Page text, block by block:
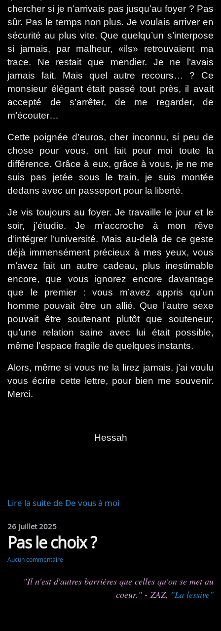
chercher si je n’arrivais pas jusqu’au foyer ? Pas
sûr. Pas le temps non plus. Je voulais arriver en
sécurité au plus vite. Que quelqu’un s’interpose
si jamais, par malheur, «ils» retrouvaient ma
trace. Ne restait que mendier. Je ne l’avais
jamais fait. Mais quel autre recours… ? Ce
monsieur élégant était passé tout près, il avait
accepté de s’arrêter, de me regarder, de
m’écouter…
Cette poignée d’euros, cher inconnu, si peu de
chose pour vous, ont fait pour moi toute la
différence. Grâce à eux, grâce à vous, je ne me
suis pas jetée sous le train, je suis montée
dedans avec un passeport pour la liberté.
Je vis toujours au foyer. Je travaille le jour et le
soir, j’étudie. Je m’accroche à mon rêve
d’intégrer l’université. Mais au-delà de ce geste
déjà immensément précieux à mes yeux, vous
m’avez fait un autre cadeau, plus inestimable
encore, que vous ignorez encore davantage
que le premier : vous m’avez appris qu’un
homme pouvait être un allié. Que l’autre sexe
pouvait être soutenant plutôt que souteneur,
qu’une relation saine avec lui était possible,
même l’espace fragile de quelques instants.
Alors, même si vous ne la lirez jamais, j’ai voulu
vous écrire cette lettre, pour bien me souvenir.
Merci.
Hessah
Lire la suite de De vous à moi
26 juillet 2025
Pas le choix ?
Aucun commentaire
"Il n'est d'autres barrières que celles qu'on se met au
coeur." - ZAZ, "La lessive"